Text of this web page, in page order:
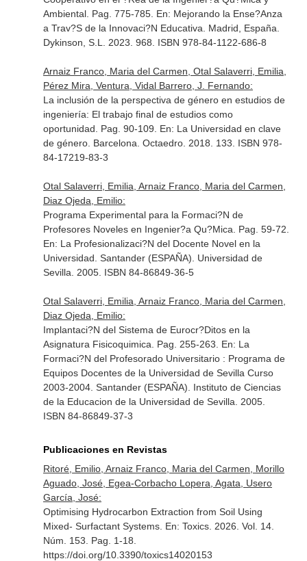
Ambiental. Pag. 775-785. En: Mejorando la Ense?Anza
a Trav?S de la Innovaci?N Educativa . Madrid, España.
Dykinson, S.L. 2023. 968. ISBN 978-84-1122-686-8
Arnaiz Franco, Maria del Carmen, Otal Salaverri, Emilia,
Pérez Mira, Ventura, Vidal Barrero, J. Fernando:
La inclusión de la perspectiva de género en estudios de
ingeniería: El trabajo final de estudios como
oportunidad. Pag. 90-109. En: La Universidad en clave
de género. Barcelona. Octaedro. 2018. 133. ISBN 978-
84-17219-83-3
Otal Salaverri, Emilia, Arnaiz Franco, Maria del Carmen,
Diaz Ojeda, Emilio:
Programa Experimental para la Formaci?N de
Profesores Noveles en Ingenier?a Qu?Mica. Pag. 59-72.
En: La Profesionalizaci?N del Docente Novel en la
Universidad . Santander (ESPAÑA). Universidad de
Sevilla. 2005. ISBN 84-86849-36-5
Otal Salaverri, Emilia, Arnaiz Franco, Maria del Carmen,
Diaz Ojeda, Emilio:
Implantaci?N del Sistema de Eurocr?Ditos en la
Asignatura Fisicoquimica. Pag. 255-263. En: La
Formaci?N del Profesorado Universitario : Programa de
Equipos Docentes de la Universidad de Sevilla Curso
2003-2004. Santander (ESPAÑA). Instituto de Ciencias
de la Educacion de la Universidad de Sevilla. 2005.
ISBN 84-86849-37-3
Publicaciones en Revistas
Ritoré, Emilio, Arnaiz Franco, Maria del Carmen, Morillo
Aguado, José, Egea-Corbacho Lopera, Agata, Usero
García, José:
Optimising Hydrocarbon Extraction from Soil Using
Mixed- Surfactant Systems. En: Toxics. 2026. Vol. 14.
Núm. 153. Pag. 1-18.
https://doi.org/10.3390/toxics14020153